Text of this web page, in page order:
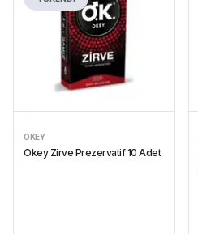
OKEY
Okey Zirve Prezervatif 10 Adet